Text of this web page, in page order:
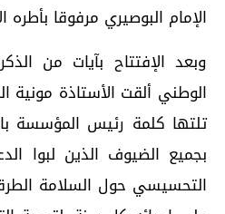
الإمام البوصيري مرفوقا بأطره
وبعد الإفتتاح بآيات من
الوطني ألقت الأستاذة مونية
تلتها كلمة رئيس المؤسسة
بجميع الضيوف الذين لبوا
التحسيسي حول السلامة